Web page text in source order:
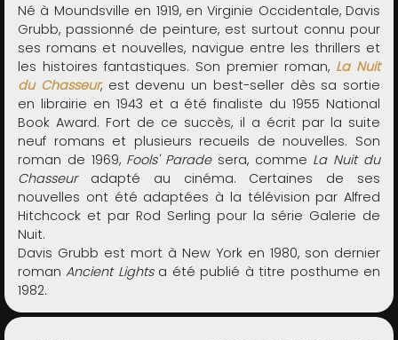
Né à Moundsville en 1919, en Virginie Occidentale, Davis
Grubb, passionné de peinture, est surtout connu pour
ses romans et nouvelles, navigue entre les thrillers et
les histoires fantastiques. Son premier roman, La Nuit
du Chasseur, est devenu un best-seller dès sa sortie
en librairie en 1943 et a été finaliste du 1955 National
Book Award. Fort de ce succès, il a écrit par la suite
neuf romans et plusieurs recueils de nouvelles. Son
roman de 1969, Fools' Paradesera, comme La Nuit du
Chasseuradapté au cinéma. Certaines de ses
nouvelles ont été adaptées à la télévision par Alfred
Hitchcock et par Rod Serling pour la série Galerie de
Nuit.
Davis Grubb est mort à New York en 1980, son dernier
romanAncient Lightsa été publié à titre posthume en
1982.